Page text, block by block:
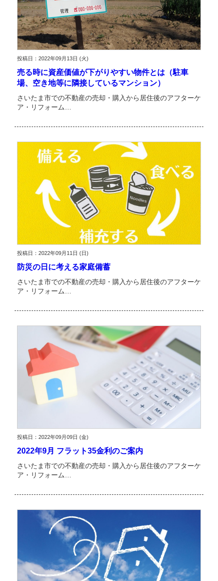
投稿日：2022年09月13日 (火)
売る時に資産価値が下がりやすい物件とは（駐車
場、空き地等に隣接しているマンション）
さいたま市での不動産の売却・購入から居住後のアフターケ
ア・リフォーム…
投稿日：2022年09月11日 (日)
防災の日に考える家庭備蓄
さいたま市での不動産の売却・購入から居住後のアフターケ
ア・リフォーム…
投稿日：2022年09月09日 (金)
2022年9月 フラット35金利のご案内
さいたま市での不動産の売却・購入から居住後のアフターケ
ア・リフォーム…